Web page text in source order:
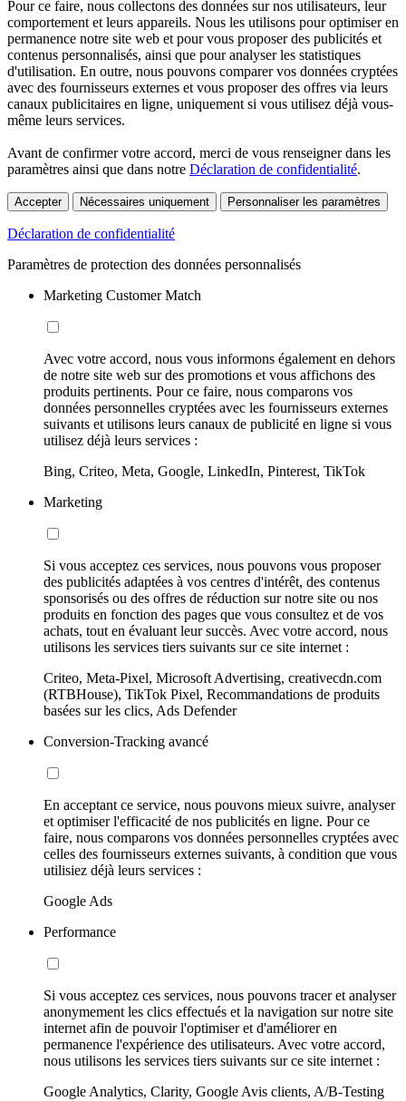
Pour ce faire, nous collectons des données sur nos utilisateurs, leur
comportement et leurs appareils. Nous les utilisons pour optimiser en
permanence notre site web et pour vous proposer des publicités et
contenus personnalisés, ainsi que pour analyser les statistiques
d'utilisation. En outre, nous pouvons comparer vos données cryptées
avec des fournisseurs externes et vous proposer des offres via leurs
canaux publicitaires en ligne, uniquement si vous utilisez déjà vous-
même leurs services.
Avant de confirmer votre accord, merci de vous renseigner dans les
paramètres ainsi que dans notre Déclaration de confidentialité.
Accepter Nécessaires uniquement Personnaliser les paramètres
Déclaration de confidentialité
Paramètres de protection des données personnalisés
Marketing Customer Match
Avec votre accord, nous vous informons également en dehors
de notre site web sur des promotions et vous affichons des
produits pertinents. Pour ce faire, nous comparons vos
données personnelles cryptées avec les fournisseurs externes
suivants et utilisons leurs canaux de publicité en ligne si vous
utilisez déjà leurs services :
Bing, Criteo, Meta, Google, LinkedIn, Pinterest, TikTok
Marketing
Si vous acceptez ces services, nous pouvons vous proposer
des publicités adaptées à vos centres d'intérêt, des contenus
sponsorisés ou des offres de réduction sur notre site ou nos
produits en fonction des pages que vous consultez et de vos
achats, tout en évaluant leur succès. Avec votre accord, nous
utilisons les services tiers suivants sur ce site internet :
Criteo, Meta-Pixel, Microsoft Advertising, creativecdn.com
(RTBHouse), TikTok Pixel, Recommandations de produits
basées sur les clics, Ads Defender
Conversion-Tracking avancé
En acceptant ce service, nous pouvons mieux suivre, analyser
et optimiser l'efficacité de nos publicités en ligne. Pour ce
faire, nous comparons vos données personnelles cryptées avec
celles des fournisseurs externes suivants, à condition que vous
utilisiez déjà leurs services :
Google Ads
Performance
Si vous acceptez ces services, nous pouvons tracer et analyser
anonymement les clics effectués et la navigation sur notre site
internet afin de pouvoir l'optimiser et d'améliorer en
permanence l'expérience des utilisateurs. Avec votre accord,
nous utilisons les services tiers suivants sur ce site internet :
Google Analytics, Clarity, Google Avis clients, A/B-Testing